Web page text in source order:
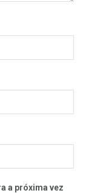
a próxima vez